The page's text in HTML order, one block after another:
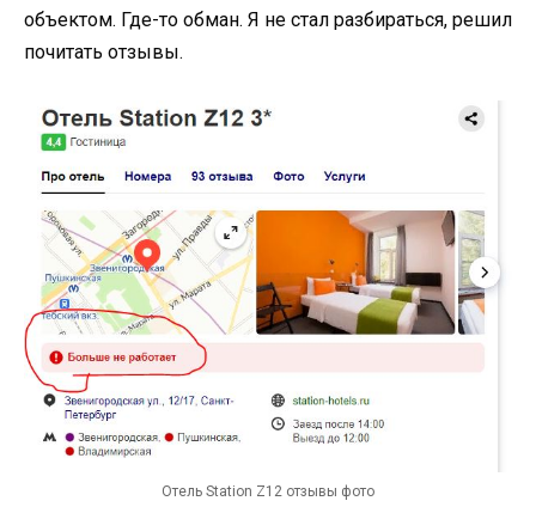
объектом. Где-то обман. Я не стал разбираться, решил
почитать отзывы.
Отель Station Z12 отзывы фото